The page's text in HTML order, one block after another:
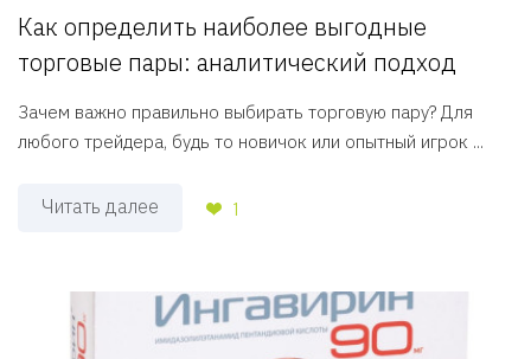
Как определить наиболее выгодные
торговые пары: аналитический подход
Зачем важно правильно выбирать торговую пару? Для
любого трейдера, будь то новичок или опытный игрок ...
Читать далее 1